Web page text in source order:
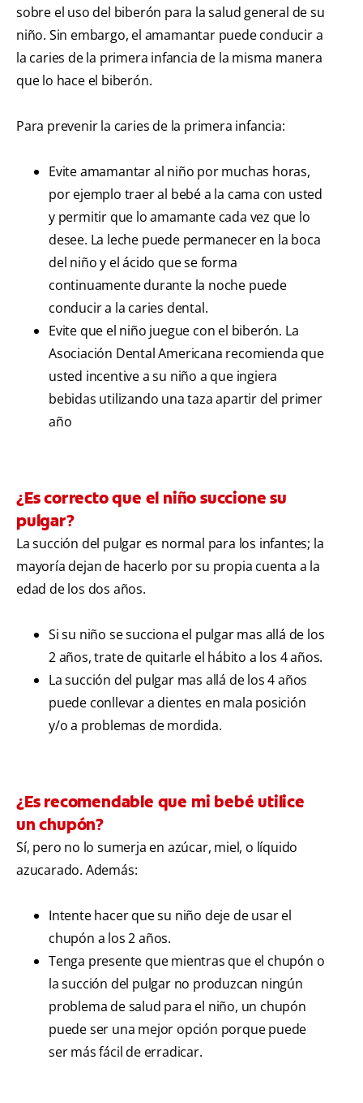
sobre el uso del biberón para la salud general de su
niño. Sin embargo, el amamantar puede conducir a
la caries de la primera infancia de la misma manera
que lo hace el biberón.
Para prevenir la caries de la primera infancia:
Evite amamantar al niño por muchas horas,
por ejemplo traer al bebé a la cama con usted
y permitir que lo amamante cada vez que lo
desee. La leche puede permanecer en la boca
del niño y el ácido que se forma
continuamente durante la noche puede
conducir a la caries dental.
Evite que el niño juegue con el biberón. La
Asociación Dental Americana recomienda que
usted incentive a su niño a que ingiera
bebidas utilizando una taza apartir del primer
año
¿Es correcto que el niño succione su
pulgar?
La succión del pulgar es normal para los infantes; la
mayoría dejan de hacerlo por su propia cuenta a la
edad de los dos años.
Si su niño se succiona el pulgar mas allá de los
2 años, trate de quitarle el hábito a los 4 años.
La succión del pulgar mas allá de los 4 años
puede conllevar a dientes en mala posición
y/o a problemas de mordida.
¿Es recomendable que mi bebé utilice
un chupón?
Sí, pero no lo sumerja en azúcar, miel, o líquido
azucarado. Además:
Intente hacer que su niño deje de usar el
chupón a los 2 años.
Tenga presente que mientras que el chupón o
la succión del pulgar no produzcan ningún
problema de salud para el niño, un chupón
puede ser una mejor opción porque puede
ser más fácil de erradicar.